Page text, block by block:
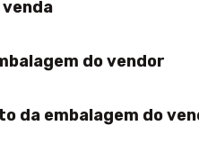
do vendor
da embalagem do